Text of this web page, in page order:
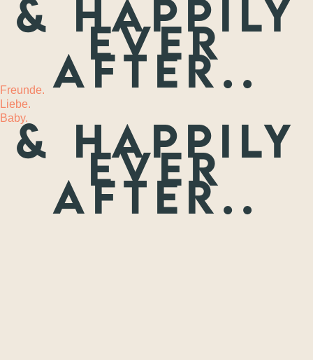
MEHR
& happily
ever
after..
Freunde.
Liebe.
Baby.& happily
ever
after..